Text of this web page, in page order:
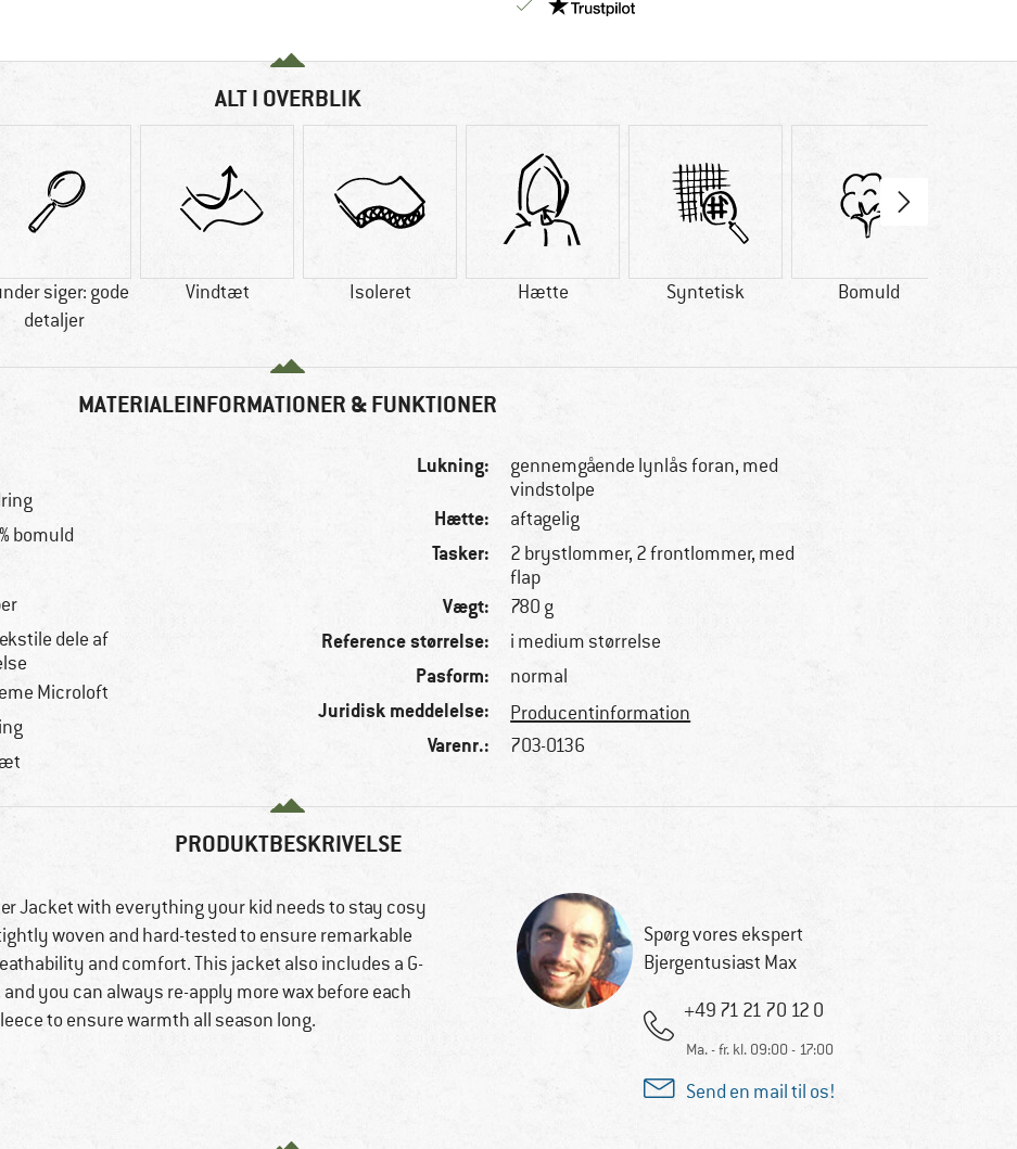
ALT I OVERBLIK
siger: gode
detaljer
Vindtæt Isoleret Hætte Syntetisk Bomuld
MATERIALEINFORMATIONER & FUNKTIONER
bomuld
dele af
Microloft
Lukning:
gennemgående lynlås foran, med
vindstolpe
Hætte: aftagelig
Tasker:
2 brystlommer, 2 frontlommer, med
flap
Vægt: 780 g
Reference størrelse: i medium størrelse
Pasform: normal
Juridisk meddelelse: Producentinformation
Varenr.: 703-0136
PRODUKTBESKRIVELSE
Jacket with everything your kid needs to stay cosy
woven and hard-tested to ensure remarkable
and comfort. This jacket also includes a G-
you can always re-apply more wax before each
to ensure warmth all season long.
Spørg vores ekspert
Bjergentusiast Max
+49 71 21 70 12 0
Ma. - fr. kl. 09:00 - 17:00
Send en mail til os!